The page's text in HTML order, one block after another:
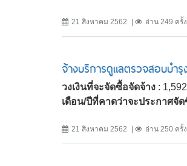
21 สิงหาคม 2562 อ่าน 249 ครั้ง
จ้างบริการดูแลตรวจสอบบำ
วงเงินที่จะจัดซื้อจัดจ้าง :
เดือน/ปีที่คาดว่าจะประกาศจั
21 สิงหาคม 2562 อ่าน 250 ครั้ง